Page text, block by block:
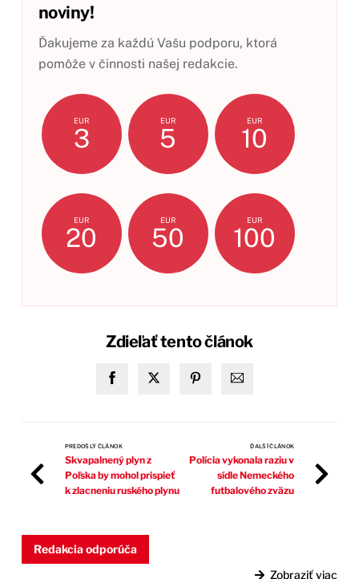
noviny!
Ďakujeme za každú Vašu podporu, ktorá
pomôže v činnosti našej redakcie.
EUR
3
EUR
5
EUR
10
EUR
20
EUR
50
EUR
100
Zdieľať tento článok
PREDOŠLÝ ČLÁNOK
Skvapalnený plyn z
Poľska by mohol prispieť
k zlacneniu ruského plynu
ĎALŠÍ ČLÁNOK
Polícia vykonala raziu v
sídle Nemeckého
futbalového zväzu
Redakcia odporúča
Zobraziť viac